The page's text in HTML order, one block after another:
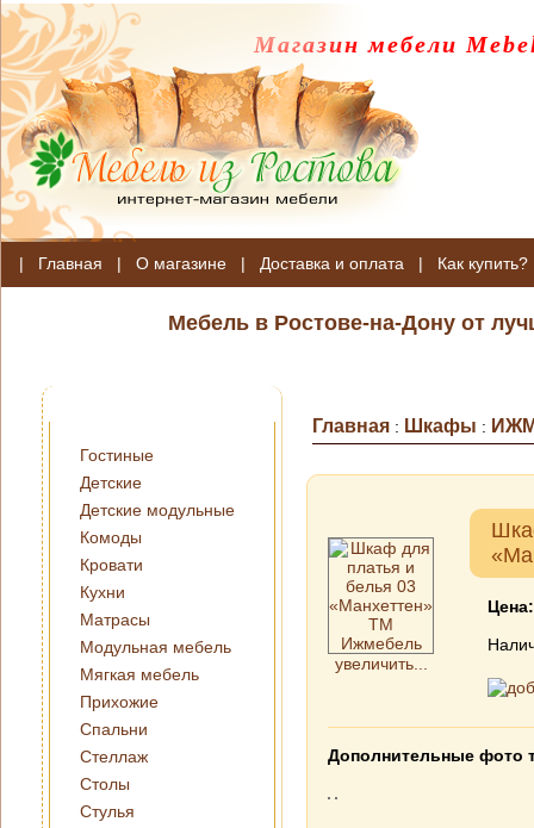
Магазин мебели
| Главная | О магазине | Доставка и оплата | Как купить?
Мебель в Ростове-на-Дону от
Гостиные
Детские
Детские модульные
Комоды
Кровати
Кухни
Матрасы
Модульная мебель
Мягкая мебель
Прихожие
Спальни
Стеллаж
Столы
Стулья
Главная : Шкафы :
увеличить...
Дополнительные фото